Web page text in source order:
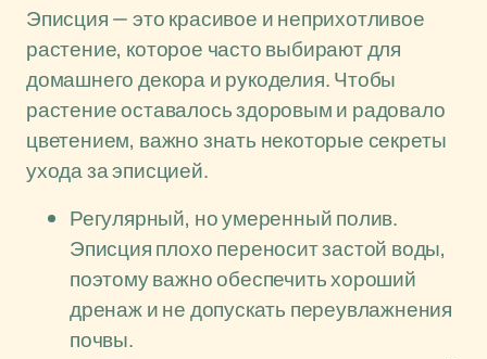
Эписция — это красивое и неприхотливое
растение, которое часто выбирают для
домашнего декора и рукоделия. Чтобы
растение оставалось здоровым и радовало
цветением, важно знать некоторые секреты
ухода за эписцией.
Регулярный, но умеренный полив.
Эписция плохо переносит застой воды,
поэтому важно обеспечить хороший
дренаж и не допускать переувлажнения
почвы.